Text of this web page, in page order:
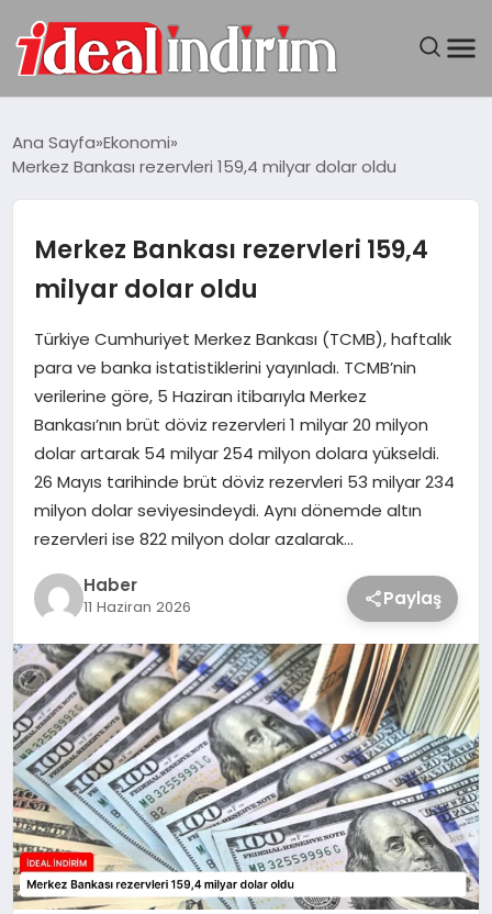
DÜNYA
SEYAHAT
TEKNOLOJI
YAŞAM
Ana Sayfa Ekonomi
Merkez Bankası rezervleri 159,4 milyar dolar oldu
Merkez Bankası rezervleri 159,4
milyar dolar oldu
Türkiye Cumhuriyet Merkez Bankası (TCMB), haftalık
para ve banka istatistiklerini yayınladı. TCMB’nin
verilerine göre, 5 Haziran itibarıyla Merkez
Bankası’nın brüt döviz rezervleri 1 milyar 20 milyon
dolar artarak 54 milyar 254 milyon dolara yükseldi.
26 Mayıs tarihinde brüt döviz rezervleri 53 milyar 234
milyon dolar seviyesindeydi. Aynı dönemde altın
rezervleri ise 822 milyon dolar azalarak…
Haber
11 Haziran 2026 Paylaş